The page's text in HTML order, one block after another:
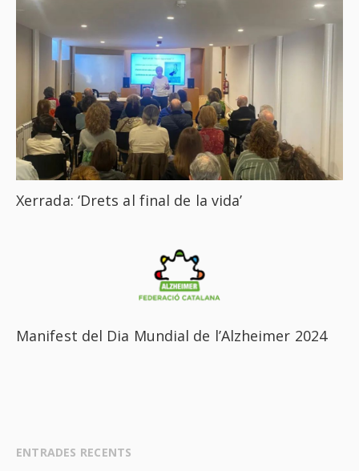
Xerrada: ‘Drets al final de la vida’
Manifest del Dia Mundial de l’Alzheimer 2024
ENTRADES RECENTS